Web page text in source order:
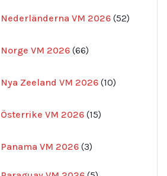
Nederländerna VM 2026 52
Norge VM 2026 66
produkter
Nya Zeeland VM 2026 10
produkter
Österrike VM 2026 15
produkter
Panama VM 2026 3
produkter
5